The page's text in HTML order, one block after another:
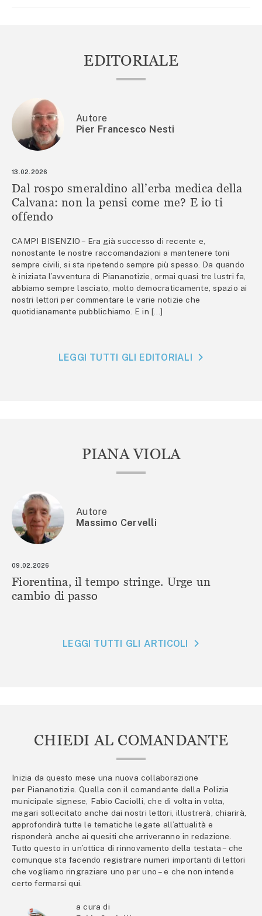
EDITORIALE
Autore
Pier Francesco Nesti
13.02.2026
Dal rospo smeraldino all’erba medica della
Calvana: non la pensi come me? E io ti
offendo
CAMPI BISENZIO – Era già successo di recente e,
nonostante le nostre raccomandazioni a mantenere toni
sempre civili, si sta ripetendo sempre più spesso. Da quando
è iniziata l’avventura di Piananotizie, ormai quasi tre lustri fa,
abbiamo sempre lasciato, molto democraticamente, spazio ai
nostri lettori per commentare le varie notizie che
quotidianamente pubblichiamo. E in […]
LEGGI TUTTI GLI EDITORIALI
PIANA VIOLA
Autore
Massimo Cervelli
09.02.2026
Fiorentina, il tempo stringe. Urge un
cambio di passo
LEGGI TUTTI GLI ARTICOLI
CHIEDI AL COMANDANTE
Inizia da questo mese una nuova collaborazione
per Piananotizie. Quella con il comandante della Polizia
municipale signese, Fabio Caciolli, che di volta in volta,
magari sollecitato anche dai nostri lettori, illustrerà, chiarirà,
approfondirà tutte le tematiche legate all’attualità e
risponderà anche ai quesiti che arriveranno in redazione.
Tutto questo in un’ottica di rinnovamento della testata – che
comunque sta facendo registrare numeri importanti di lettori
che vogliamo ringraziare uno per uno – e che non intende
certo fermarsi qui.
a cura di